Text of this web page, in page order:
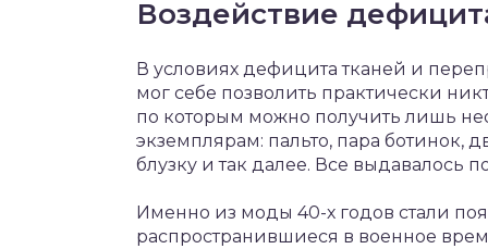
Воздействие
В условиях дефицита тканей и
мог себе позволить практически
по которым можно получить лишь
экземплярам: пальто, пара ботинок,
блузку и так далее. Все выдавалось
Именно из моды 40-х годов стали
распространившиеся в военное